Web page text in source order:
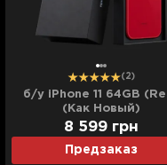
(2)
б/у iPhone 11 64GB
(Как Новый)
Предзаказ
8 599 грн